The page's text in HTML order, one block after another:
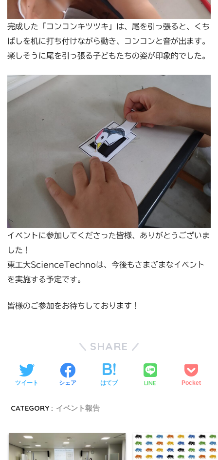
完成した「コンコンキツツキ」は、尾を引っ張ると、くち
ばしを机に打ち付けながら動き、コンコンと音が出ます。
楽しそうに尾を引っ張る子どもたちの姿が印象的でした。
イベントに参加してくださった皆様、ありがとうございま
した！
東工大ScienceTechnoは、今後もさまざまなイベント
を実施する予定です。
皆様のご参加をお待ちしております！
SHARE
ツイート シェア はてブ LINE Pocket
CATEGORY : イベント報告